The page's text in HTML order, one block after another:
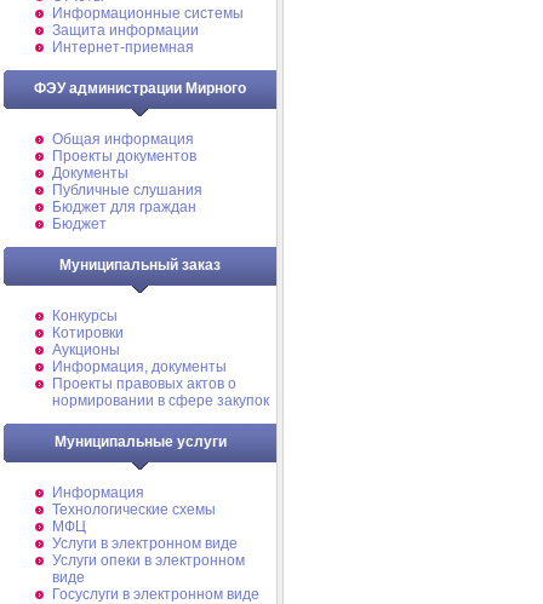
Информационные системы
Защита информации
Интернет-приемная
ФЭУ администрации Мирного
Общая информация
Проекты документов
Документы
Публичные слушания
Бюджет для граждан
Бюджет
Муниципальный заказ
Конкурсы
Котировки
Аукционы
Информация, документы
Проекты правовых актов о
нормировании в сфере закупок
Муниципальные услуги
Информация
Технологические схемы
МФЦ
Услуги в электронном виде
Услуги опеки в электронном
виде
Госуслуги в электронном виде